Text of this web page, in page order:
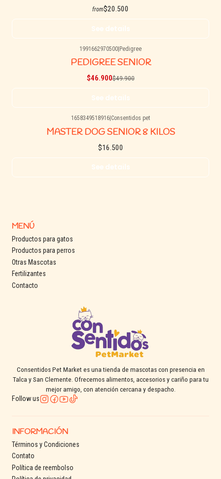
from$20.500
See details
1991662970500 Pedigree
PEDIGREE SENIOR
$46.900$49.900
See details
1658349518916 Consentidos pet
MASTER DOG SENIOR 8 KILOS
$16.500
See details
MENÚ
Productos para gatos
Productos para perros
Otras Mascotas
Fertilizantes
Contacto
Consentidos Pet Market es una tienda de mascotas con presencia en
Talca y San Clemente. Ofrecemos alimentos, accesorios y cariño para tu
mejor amigo, con atención cercana y despacho.
Follow us
INFORMACIÓN
Términos y Condiciones
Contato
Política de reembolso